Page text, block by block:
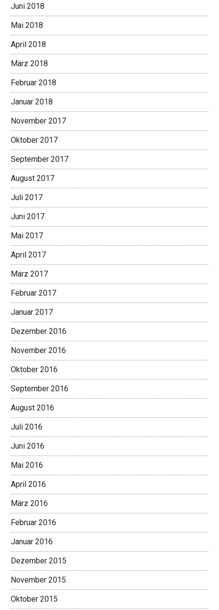
Juni 2018
Mai 2018
April 2018
März 2018
Februar 2018
Januar 2018
November 2017
Oktober 2017
September 2017
August 2017
Juli 2017
Juni 2017
Mai 2017
April 2017
März 2017
Februar 2017
Januar 2017
Dezember 2016
November 2016
Oktober 2016
September 2016
August 2016
Juli 2016
Juni 2016
Mai 2016
April 2016
März 2016
Februar 2016
Januar 2016
Dezember 2015
November 2015
Oktober 2015